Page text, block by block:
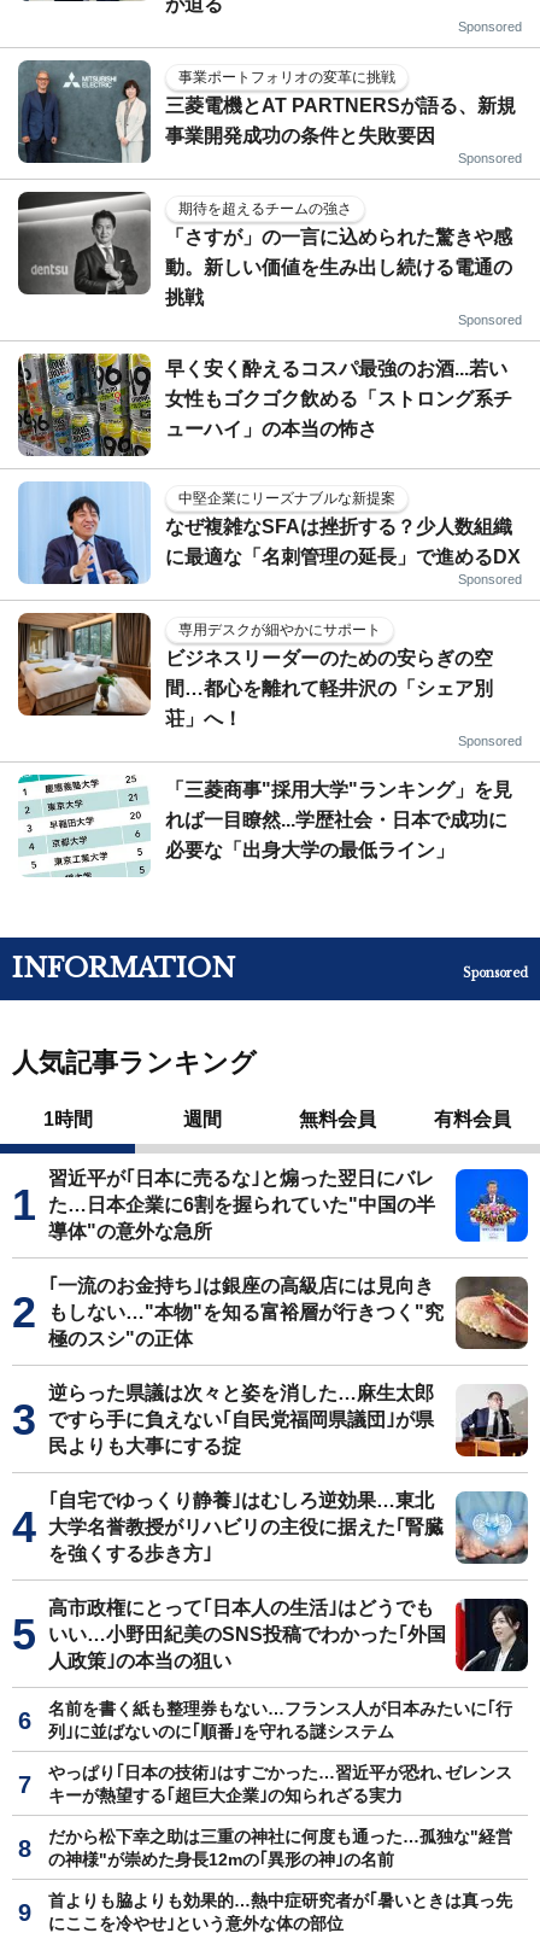
Sponsored
事業ポートフォリオの変革に挑戦
三菱電機とAT PARTNERSが語る、新規
事業開発成功の条件と失敗要因
Sponsored
期待を超えるチームの強さ
「さすが」の一言に込められた驚きや感
動。新しい価値を生み出し続ける電通の
挑戦
Sponsored
早く安く酔えるコスパ最強のお酒...若い
女性もゴクゴク飲める「ストロング系チ
ューハイ」の本当の怖さ
中堅企業にリーズナブルな新提案
なぜ複雑なSFAは挫折する？少人数組織
に最適な「名刺管理の延長」で進めるDX
Sponsored
専用デスクが細やかにサポート
ビジネスリーダーのための安らぎの空
間…都心を離れて軽井沢の「シェア別
荘」へ！
Sponsored
「三菱商事"採用大学"ランキング」を見
れば一目瞭然...学歴社会・日本で成功に
必要な「出身大学の最低ライン」
INFORMATION Sponsored
人気記事ランキング
1時間 週間 無料会員 有料会員
習近平が｢日本に売るな｣と煽った翌日にバレ
た…日本企業に6割を握られていた"中国の半
導体"の意外な急所
｢一流のお金持ち｣は銀座の高級店には見向き
もしない…"本物"を知る富裕層が行きつく"究
極のスシ"の正体
逆らった県議は次々と姿を消した…麻生太郎
ですら手に負えない｢自民党福岡県議団｣が県
民よりも大事にする掟
｢自宅でゆっくり静養｣はむしろ逆効果…東北
大学名誉教授がリハビリの主役に据えた｢腎臓
を強くする歩き方｣
高市政権にとって｢日本人の生活｣はどうでも
いい…小野田紀美のSNS投稿でわかった｢外国
人政策｣の本当の狙い
名前を書く紙も整理券もない…フランス人が日本みたいに｢行
列｣に並ばないのに｢順番｣を守れる謎システム
やっぱり｢日本の技術｣はすごかった…習近平が恐れ､ゼレンス
キーが熱望する｢超巨大企業｣の知られざる実力
だから松下幸之助は三重の神社に何度も通った…孤独な"経営
の神様"が崇めた身長12mの｢異形の神｣の名前
首よりも脇よりも効果的…熱中症研究者が｢暑いときは真っ先
にここを冷やせ｣という意外な体の部位